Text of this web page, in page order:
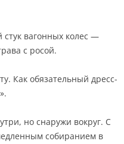
вагонных колес —
с росой.
Как обязательный дресс-
но снаружи вокруг. С
собиранием в